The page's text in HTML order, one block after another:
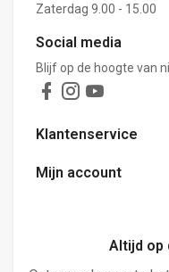
Zaterdag 9.00 - 15.00
Social media
Blijf op de hoogte van
Klantenservice
Mijn account
Altijd op